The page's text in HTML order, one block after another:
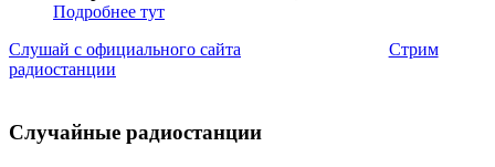
Подробнее тут
Слушай с официального сайта
Стрим
радиостанции
Случайные радиостанции